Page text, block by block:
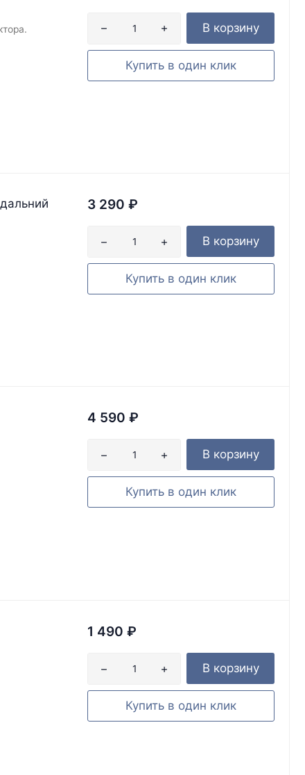
В корзину
Купить в один клик
3 290 ₽
В корзину
Купить в один клик
4 590 ₽
В корзину
Купить в один клик
1 490 ₽
В корзину
Купить в один клик